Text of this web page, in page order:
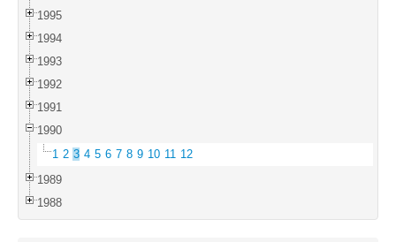
1995
1994
1993
1992
1991
1990
1 2 3 4 5 6 7 8 9 10 11 12
1989
1988